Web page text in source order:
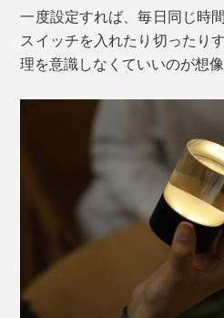
充電は、専用の「充電ベース
ース／4個用 」に置くだけ。
60〜100時間使用できます。
その神秘的な美しさを、暮
──。そんな想いから生
LIGHTING』。
本物のキャンドルの炎を思わ
陰影、ミニマルなデザイン。
ンマークで、“最も美しい
き上げられてきました。
一度設定すれば、毎日同じ時
スイッチを入れたり切ったり
理を意識しなくていいのが想像